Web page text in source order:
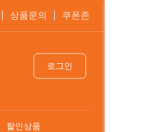
상품문의 쿠폰존
로그인
할인상품